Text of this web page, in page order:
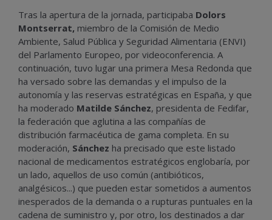
Tras la apertura de la jornada, participaba Dolors
Montserrat, miembro de la Comisión de Medio
Ambiente, Salud Pública y Seguridad Alimentaria (ENVI)
del Parlamento Europeo, por videoconferencia. A
continuación, tuvo lugar una primera Mesa Redonda que
ha versado sobre las demandas y el impulso de la
autonomía y las reservas estratégicas en España, y que
ha moderado Matilde Sánchez, presidenta de Fedifar,
la federación que aglutina a las compañías de
distribución farmacéutica de gama completa. En su
moderación, Sánchez ha precisado que este listado
nacional de medicamentos estratégicos englobaría, por
un lado, aquellos de uso común (antibióticos,
analgésicos...) que pueden estar sometidos a aumentos
inesperados de la demanda o a rupturas puntuales en la
cadena de suministro y, por otro, los destinados a dar